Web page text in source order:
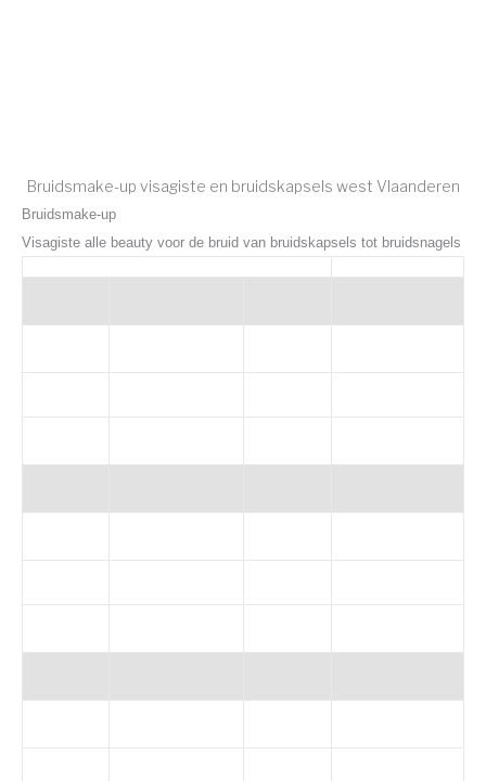
Bruidsmake-up visagiste en bruidskapsels west Vlaanderen
Bruidsmake-up
Visagiste alle beauty voor de bruid van bruidskapsels tot bruidsnagels